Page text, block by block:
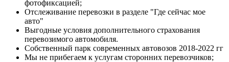
фотофиксацией;
Отслеживание перевозки в разделе "Где сейчас мое
авто"
Выгодные условия дополнительного страхования
перевозимого автомобиля.
Собственный парк современных автовозов 2018-2022 гг
Мы не прибегаем к услугам сторонних перевозчиков;